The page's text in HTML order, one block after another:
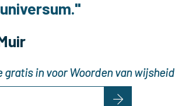
gratis in voor Woorden van wijsheid